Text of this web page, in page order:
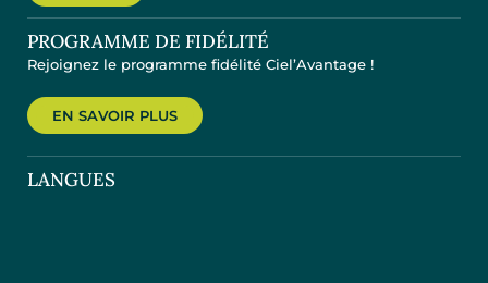
PROGRAMME DE FIDÉLITÉ
Rejoignez le programme fidélité Ciel’Avantage !
EN SAVOIR PLUS
LANGUES